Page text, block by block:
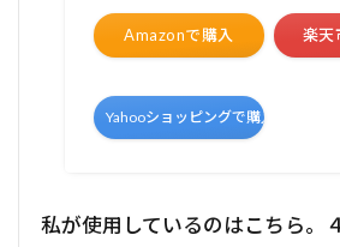
Amazonで購入 楽天
Yahooショッピングで購入
私が使用しているのはこちら。